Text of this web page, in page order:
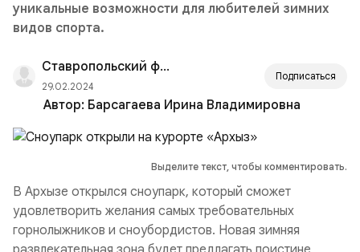
уникальные возможности для любителей зимних
видов спорта.
Ставропольский филиал РАНХиГС
29.02.2024
Подписаться
Автор: Барсагаева Ирина Владимировна
Выделите текст, чтобы комментировать.
В Архызе открылся сноупарк, который сможет
удовлетворить желания самых требовательных
горнолыжников и сноубордистов. Новая зимняя